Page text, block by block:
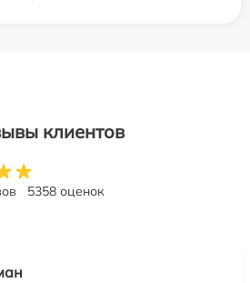
клиентов
5358 оценок